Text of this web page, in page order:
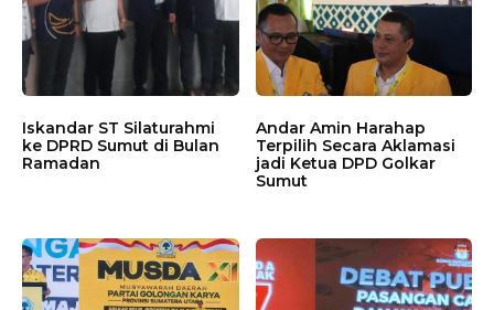
Iskandar ST Silaturahmi
ke DPRD Sumut di Bulan
Ramadan
Andar Amin Harahap
Terpilih Secara Aklamasi
jadi Ketua DPD Golkar
Sumut